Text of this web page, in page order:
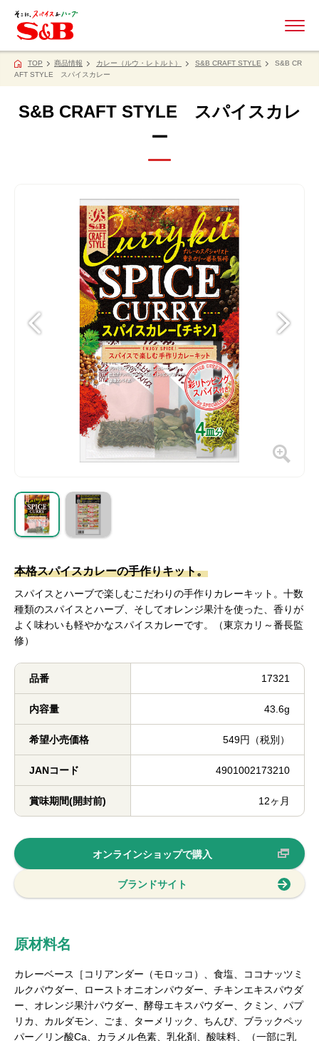
TOP 商品情報 カレー（ルウ・レトルト） S&B CRAFT STYLE
S&B CR
AFT STYLE スパイスカレー
S&B CRAFT STYLE スパイスカレ
ー
本格スパイスカレーの手作りキット。
スパイスとハーブで楽しむこだわりの手作りカレーキット。十数
種類のスパイスとハーブ、そしてオレンジ果汁を使った、香りが
よく味わいも軽やかなスパイスカレーです。（東京カリ～番長監
修）
品番 17321
内容量 43.6g
希望小売価格 549円（税別）
JANコード 4901002173210
賞味期間(開封前) 12ヶ月
オンラインショップで購入
ブランドサイト
原材料名
カレーベース［コリアンダー（モロッコ）、食塩、ココナッツミ
ルクパウダー、ローストオニオンパウダー、チキンエキスパウダ
ー、オレンジ果汁パウダー、酵母エキスパウダー、クミン、パプ
リカ、カルダモン、ごま、ターメリック、ちんぴ、ブラックペッ
パー／リン酸Ca、カラメル色素、乳化剤、酸味料、（一部に乳